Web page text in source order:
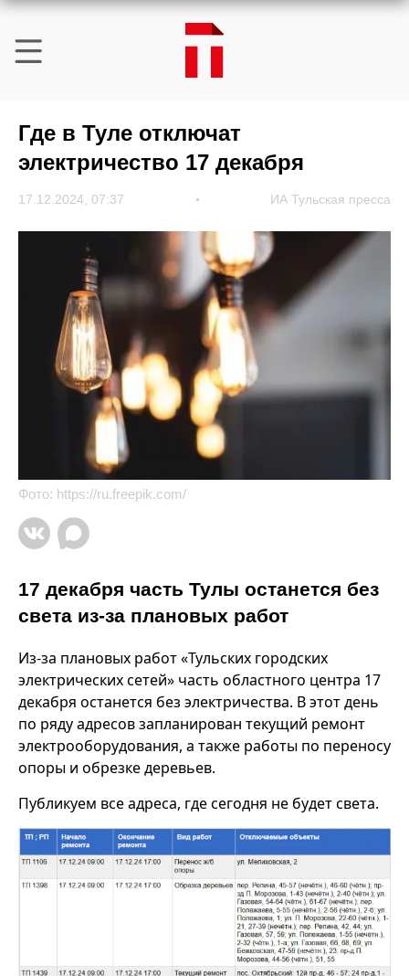
Где в Туле отключат
электричество 17 декабря
17.12.2024, 07:37 ИА Тульская пресса
Фото: https://ru.freepik.com/
17 декабря часть Тулы останется без
света из-за плановых работ
Из-за плановых работ «Тульских городских
электрических сетей» часть областного центра 17
декабря останется без электричества. В этот день
по ряду адресов запланирован текущий ремонт
электрооборудования, а также работы по переносу
опоры и обрезке деревьев.
Публикуем все адреса, где сегодня не будет света.